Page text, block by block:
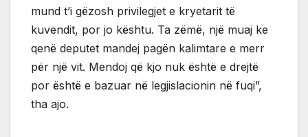
mund t’i gëzosh privilegjet e kryetarit të
kuvendit, por jo kështu. Ta zëmë, një muaj ke
qenë deputet mandej pagën kalimtare e merr
për një vit. Mendoj që kjo nuk është e drejtë
por është e bazuar në legjislacionin në fuqi”,
tha ajo.